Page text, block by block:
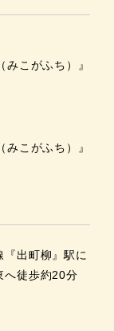
こがふち）』
こがふち）』
出町柳』駅に
へ徒歩約20分